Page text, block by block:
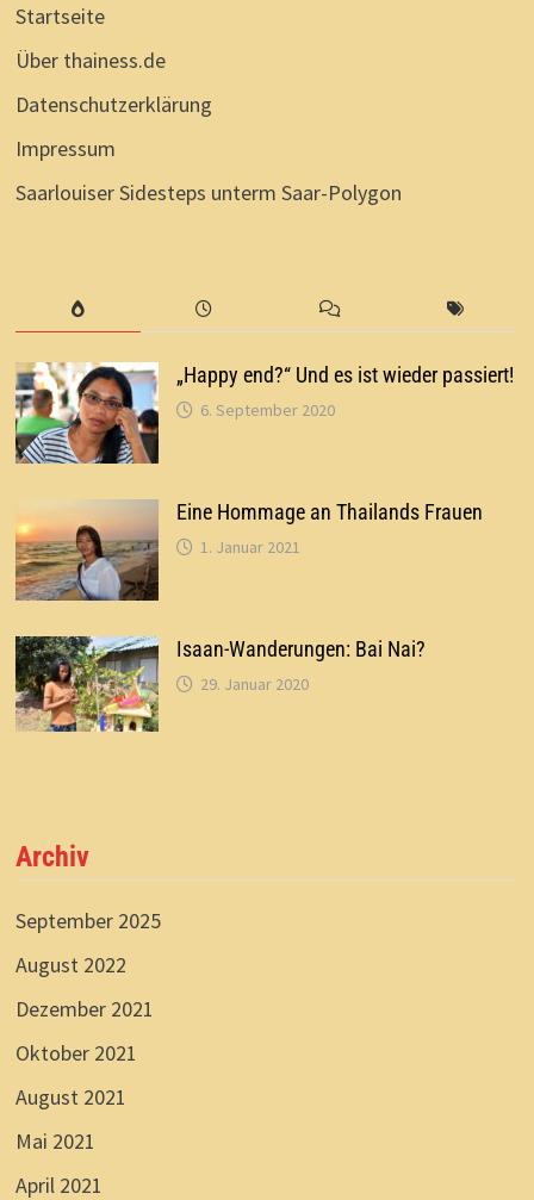
Startseite
Über thainess.de
Datenschutzerklärung
Impressum
Saarlouiser Sidesteps unterm Saar-Polygon
„Happy end?“ Und es ist wieder passiert!
6. September 2020
Eine Hommage an Thailands Frauen
1. Januar 2021
Isaan-Wanderungen: Bai Nai?
29. Januar 2020
Archiv
September 2025
August 2022
Dezember 2021
Oktober 2021
August 2021
Mai 2021
April 2021